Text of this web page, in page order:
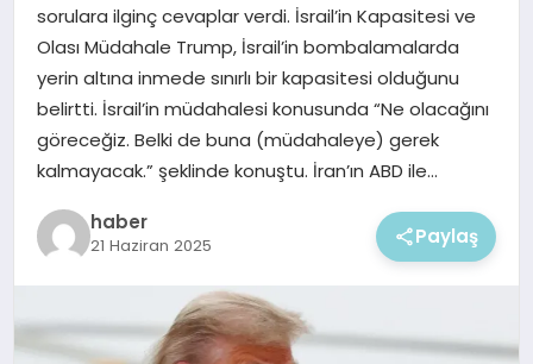
EKONOMI
MAGAZIN
sorulara ilginç cevaplar verdi. İsrail’in Kapasitesi ve
Olası Müdahale Trump, İsrail’in bombalamalarda
yerin altına inmede sınırlı bir kapasitesi olduğunu
belirtti. İsrail’in müdahalesi konusunda “Ne olacağını
göreceğiz. Belki de buna (müdahaleye) gerek
kalmayacak.” şeklinde konuştu. İran’ın ABD ile…
haber
21 Haziran 2025 Paylaş